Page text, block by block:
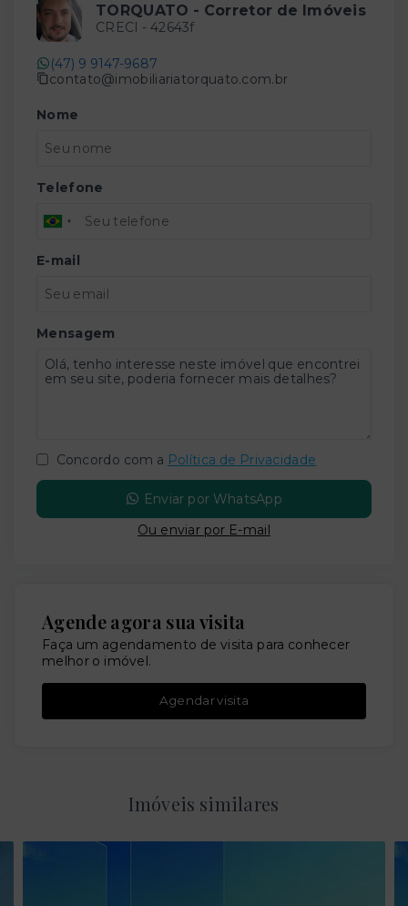
TORQUATO - Corretor de Imóveis
CRECI - 42643f
(47) 9 9147-9687
contato@imobiliariatorquato.com.br
Nome
Telefone
E-mail
Mensagem
Concordo com a Política de Privacidade
Enviar por WhatsApp
Ou enviar por E-mail
Agende agora sua visita
Faça um agendamento de visita para conhecer
melhor o imóvel.
Agendar visita
Imóveis similares